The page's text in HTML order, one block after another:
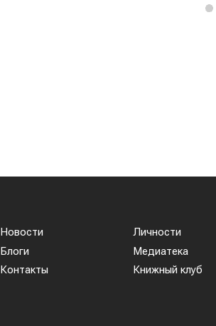
Новости
Блоги
Контакты
Личности
Медиатека
Книжный клуб